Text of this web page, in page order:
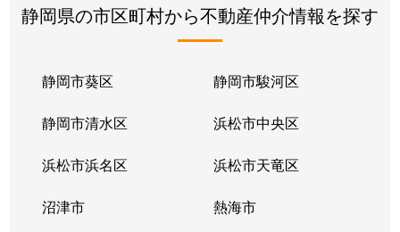
静岡県の市区町村から不動産仲介情報を探す
静岡市葵区 静岡市駿河区
静岡市清水区 浜松市中央区
浜松市浜名区 浜松市天竜区
沼津市 熱海市